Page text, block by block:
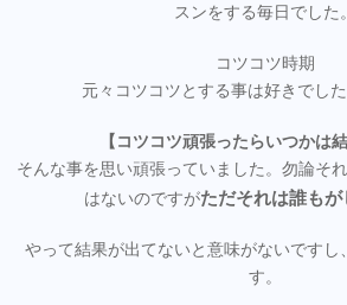
スンをする毎日でした。
コツコツ時期
元々コツコツとする事は好きでし
【コツコツ頑張ったらいつかは
そんな事を思い頑張っていました。勿論そ
はないのですがただそれは誰もが
やって結果が出てないと意味がないですし
す。